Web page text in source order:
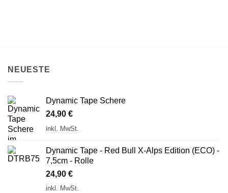
NEUESTE
Dynamic Tape Schere
24,90 €
inkl. MwSt.
Dynamic Tape - Red Bull X-Alps Edition (ECO) -
7,5cm - Rolle
24,90 €
inkl. MwSt.